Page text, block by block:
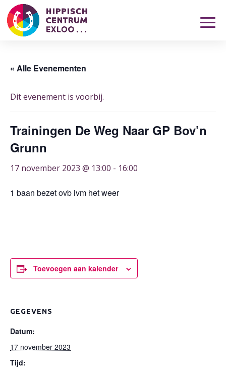
« Alle Evenementen
Dit evenement is voorbij.
Trainingen De Weg Naar GP Bov’n
Grunn
17 november 2023 @ 13:00 - 16:00
1 baan bezet ovb ivm het weer
Toevoegen aan kalender
GEGEVENS
Datum:
17 november 2023
Tijd: